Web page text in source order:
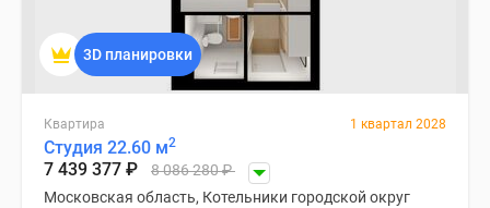
3D планировки
Квартира 1 квартал 2028
Студия 22.60 м2
7 439 377 ₽ 8 086 280₽
Московская область, Котельники городской округ